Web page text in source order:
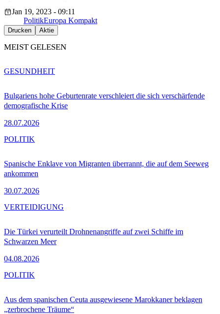
Jan 19, 2023 - 09:11
PolitikEuropa Kompakt
Drucken Aktie
MEIST GELESEN
Bulgariens hohe Geburtenrate verschleiert die sich verschärfende
demografische Krise
28.07.2026
GESUNDHEIT
Spanische Enklave von Migranten überrannt, die auf dem Seeweg
ankommen
30.07.2026
POLITIK
Die Türkei verurteilt Drohnenangriffe auf zwei Schiffe im
Schwarzen Meer
04.08.2026
VERTEIDIGUNG
Aus dem spanischen Ceuta ausgewiesene Marokkaner beklagen
„zerbrochene Träume“
POLITIK